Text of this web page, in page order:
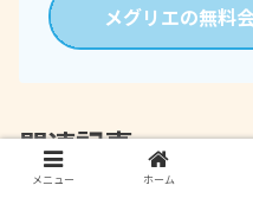
メグリエの無
関連記事
メニュー ホーム